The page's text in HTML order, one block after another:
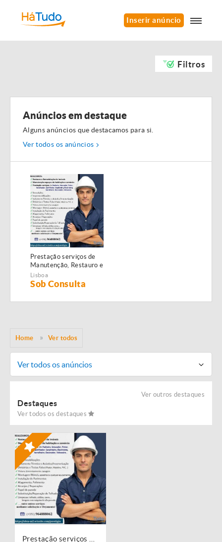
Inserir anúncio
Filtros
Anúncios em destaque
Alguns anúncios que destacamos para si.
Ver todos os anúncios
Prestação serviços de
Manutenção, Restauro e
Remodelação de
imóveis!
Lisboa
Sob Consulta
Home Ver todos
Ver todos os anúncios
Ver outros destaques
Destaques
Ver todos os destaques